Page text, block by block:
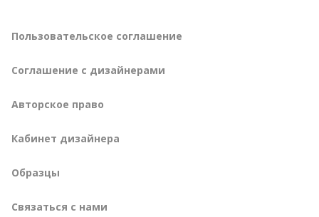
Пользовательское соглашение
Соглашение с дизайнерами
Авторское право
Кабинет дизайнера
Образцы
Связаться с нами